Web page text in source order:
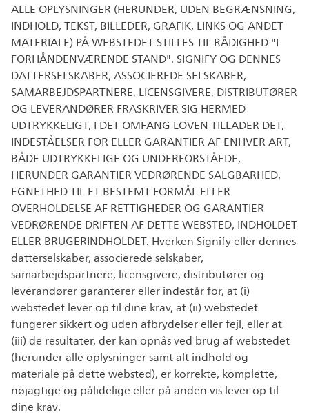
ALLE OPLYSNINGER (HERUNDER, UDEN BEGRÆNSNING,
INDHOLD, TEKST, BILLEDER, GRAFIK, LINKS OG ANDET
MATERIALE) PÅ WEBSTEDET STILLES TIL RÅDIGHED "I
FORHÅNDENVÆRENDE STAND". SIGNIFY OG DENNES
DATTERSELSKABER, ASSOCIEREDE SELSKABER,
SAMARBEJDSPARTNERE, LICENSGIVERE, DISTRIBUTØRER
OG LEVERANDØRER FRASKRIVER SIG HERMED
UDTRYKKELIGT, I DET OMFANG LOVEN TILLADER DET,
INDESTÅELSER FOR ELLER GARANTIER AF ENHVER ART,
BÅDE UDTRYKKELIGE OG UNDERFORSTÅEDE,
HERUNDER GARANTIER VEDRØRENDE SALGBARHED,
EGNETHED TIL ET BESTEMT FORMÅL ELLER
OVERHOLDELSE AF RETTIGHEDER OG GARANTIER
VEDRØRENDE DRIFTEN AF DETTE WEBSTED, INDHOLDET
ELLER BRUGERINDHOLDET. Hverken Signify eller dennes
datterselskaber, associerede selskaber,
samarbejdspartnere, licensgivere, distributører og
leverandører garanterer eller indestår for, at (i)
webstedet lever op til dine krav, at (ii) webstedet
fungerer sikkert og uden afbrydelser eller fejl, eller at
(iii) de resultater, der kan opnås ved brug af webstedet
(herunder alle oplysninger samt alt indhold og
materiale på dette websted), er korrekte, komplette,
nøjagtige og pålidelige eller på anden vis lever op til
dine krav.